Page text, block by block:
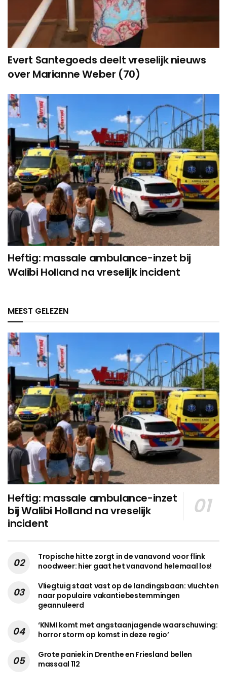
Evert Santegoeds deelt vreselijk nieuws
over Marianne Weber (70)
Heftig: massale ambulance-inzet bij
Walibi Holland na vreselijk incident
MEEST GELEZEN
Heftig: massale ambulance-inzet
bij Walibi Holland na vreselijk
incident
Tropische hitte zorgt in de vanavond voor flink
noodweer: hier gaat het vanavond helemaal los!
Vliegtuig staat vast op de landingsbaan: vluchten
naar populaire vakantiebestemmingen
geannuleerd
‘KNMI komt met angstaanjagende waarschuwing:
horror storm op komst in deze regio’
Grote paniek in Drenthe en Friesland bellen
massaal 112